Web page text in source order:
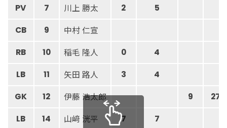
PV 7 川上 勝太 2 5
CB 9 中村 仁宣
RB 10 稲毛 隆人 0 4
LB 11 矢田 路人 3 4
GK 12 伊藤 浩太郎 9 27
LB 14 山﨑 洸平 7 7